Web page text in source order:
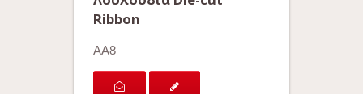
Ribbon
AA8